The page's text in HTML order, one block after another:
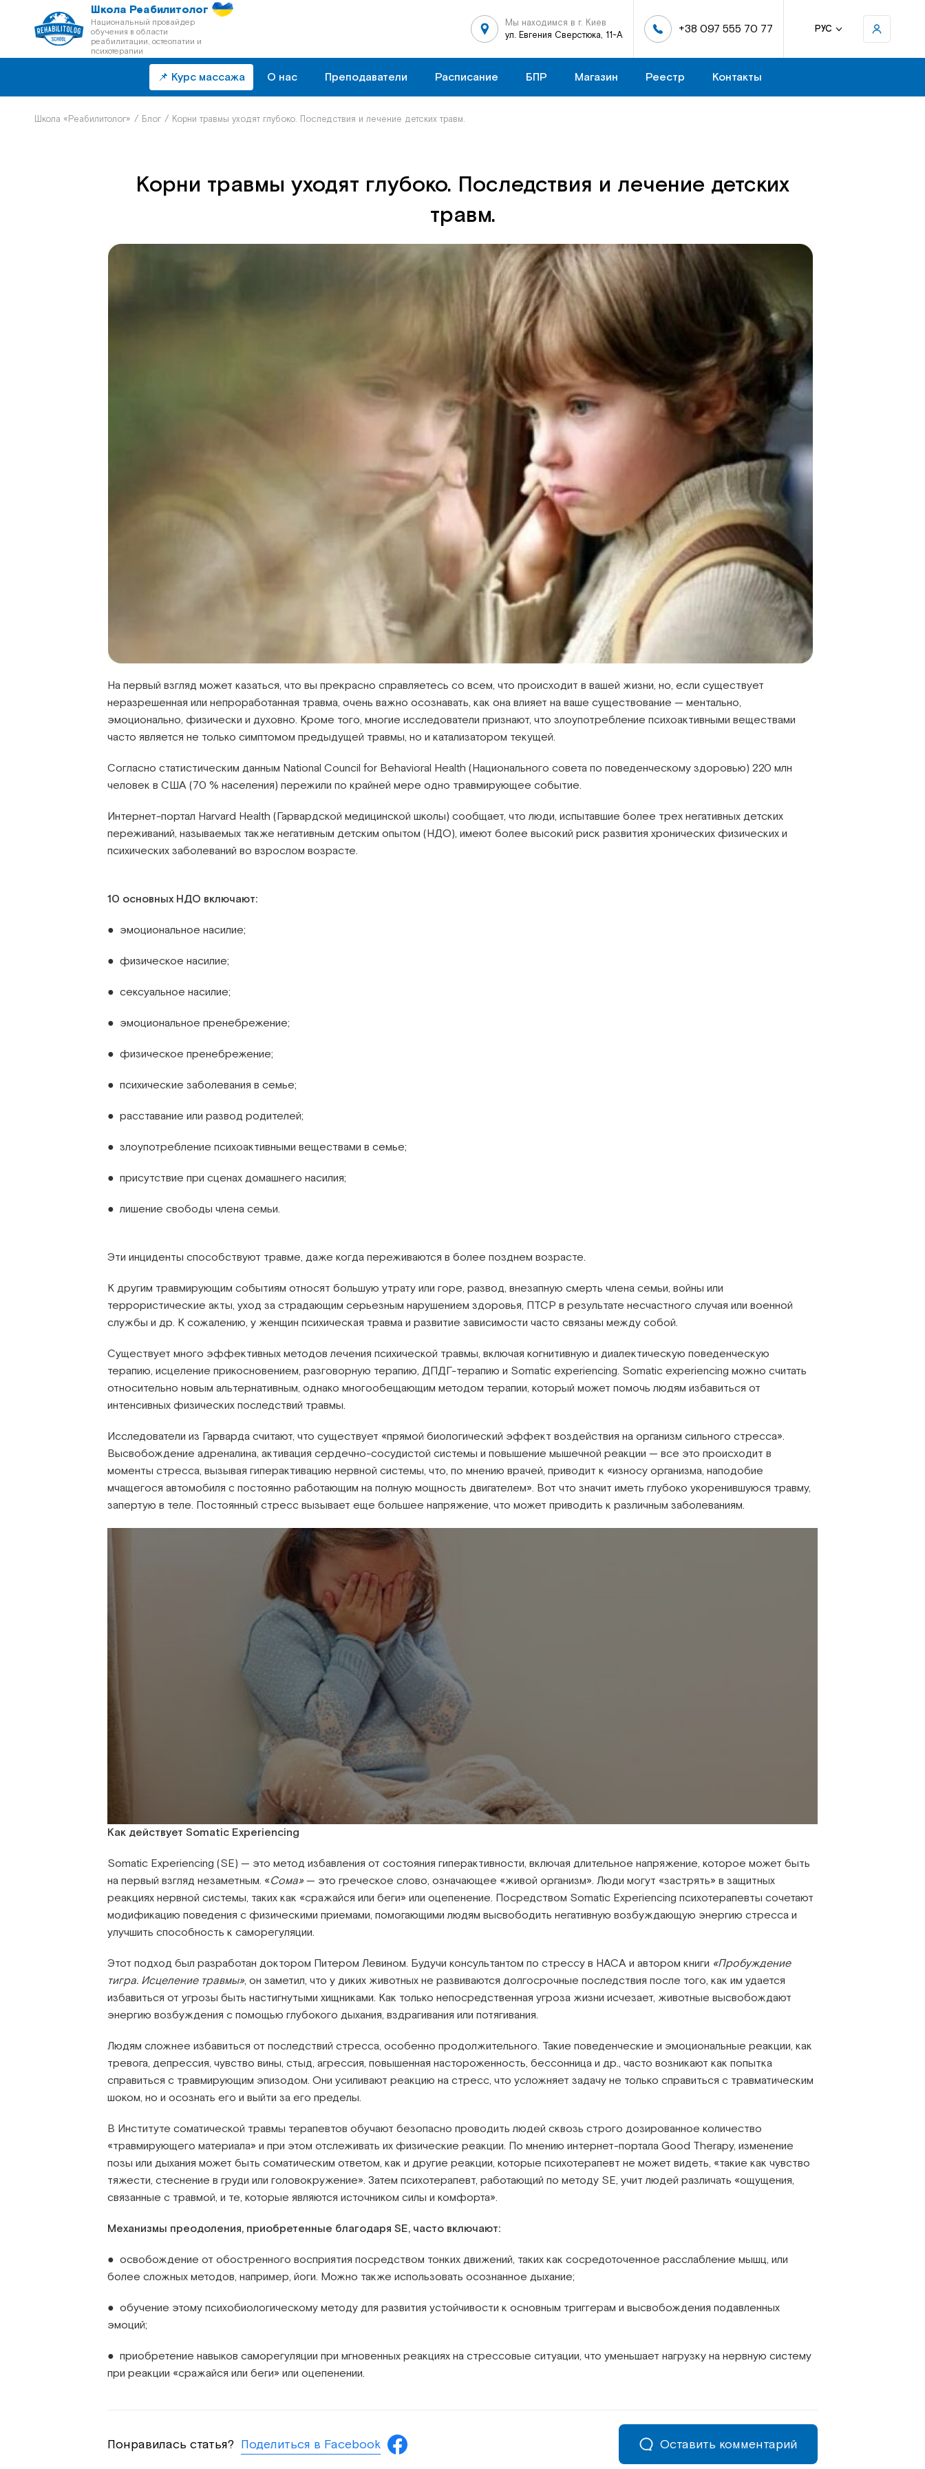
Школа Реабилитолог
Национальный провайдер
обучения в области
реабилитации, остеопатии и
психотерапии
Мы находимся в г. Киев
ул. Евгения Сверстюка, 11-А
+38 097 555 70 77 РУС
📌 Курс массажа О нас Преподаватели Расписание БПР Магазин Реестр Контакты
Школа «Реабилитолог» / Блог / Корни травмы уходят глубоко. Последствия и лечение детских травм.
Корни травмы уходят глубоко. Последствия и лечение детских
травм.
На первый взгляд может казаться, что вы прекрасно справляетесь со всем, что происходит в вашей жизни, но, если существует
неразрешенная или непроработанная травма, очень важно осознавать, как она влияет на ваше существование — ментально,
эмоционально, физически и духовно. Кроме того, многие исследователи признают, что злоупотребление психоактивными веществами
часто является не только симптомом предыдущей травмы, но и катализатором текущей.
Согласно статистическим данным National Council for Behavioral Health (Национального совета по поведенческому здоровью) 220 млн
человек в США (70 % населения) пережили по крайней мере одно травмирующее событие.
Интернет-портал Harvard Health (Гарвардской медицинской школы) сообщает, что люди, испытавшие более трех негативных детских
переживаний, называемых также негативным детским опытом (НДО), имеют более высокий риск развития хронических физических и
психических заболеваний во взрослом возрасте.
10 основных НДО включают:
● эмоциональное насилие;
● физическое насилие;
● сексуальное насилие;
● эмоциональное пренебрежение;
● физическое пренебрежение;
● психические заболевания в семье;
● расставание или развод родителей;
● злоупотребление психоактивными веществами в семье;
● присутствие при сценах домашнего насилия;
● лишение свободы члена семьи.
Эти инциденты способствуют травме, даже когда переживаются в более позднем возрасте.
К другим травмирующим событиям относят большую утрату или горе, развод, внезапную смерть члена семьи, войны или
террористические акты, уход за страдающим серьезным нарушением здоровья, ПТСР в результате несчастного случая или военной
службы и др. К сожалению, у женщин психическая травма и развитие зависимости часто связаны между собой.
Существует много эффективных методов лечения психической травмы, включая когнитивную и диалектическую поведенческую
терапию, исцеление прикосновением, разговорную терапию, ДПДГ-терапию и Somatic experiencing. Somatic experiencing можно считать
относительно новым альтернативным, однако многообещающим методом терапии, который может помочь людям избавиться от
интенсивных физических последствий травмы.
Исследователи из Гарварда считают, что существует «прямой биологический эффект воздействия на организм сильного стресса».
Высвобождение адреналина, активация сердечно-сосудистой системы и повышение мышечной реакции — все это происходит в
моменты стресса, вызывая гиперактивацию нервной системы, что, по мнению врачей, приводит к «износу организма, наподобие
мчащегося автомобиля с постоянно работающим на полную мощность двигателем». Вот что значит иметь глубоко укоренившуюся травму,
запертую в теле. Постоянный стресс вызывает еще большее напряжение, что может приводить к различным заболеваниям.
Как действует Somatic Experiencing
Somatic Experiencing (SE) — это метод избавления от состояния гиперактивности, включая длительное напряжение, которое может быть
на первый взгляд незаметным. «Сома»— это греческое слово, означающее «живой организм». Люди могут «застрять» в защитных
реакциях нервной системы, таких как «сражайся или беги» или оцепенение. Посредством Somatic Experiencing психотерапевты сочетают
модификацию поведения с физическими приемами, помогающими людям высвободить негативную возбуждающую энергию стресса и
улучшить способность к саморегуляции.
Этот подход был разработан доктором Питером Левином. Будучи консультантом по стрессу в НАСА и автором книги «Пробуждение
тигра. Исцеление травмы», он заметил, что у диких животных не развиваются долгосрочные последствия после того, как им удается
избавиться от угрозы быть настигнутыми хищниками. Как только непосредственная угроза жизни исчезает, животные высвобождают
энергию возбуждения с помощью глубокого дыхания, вздрагивания или потягивания.
Людям сложнее избавиться от последствий стресса, особенно продолжительного. Такие поведенческие и эмоциональные реакции, как
тревога, депрессия, чувство вины, стыд, агрессия, повышенная настороженность, бессонница и др., часто возникают как попытка
справиться с травмирующим эпизодом. Они усиливают реакцию на стресс, что усложняет задачу не только справиться с травматическим
шоком, но и осознать его и выйти за его пределы.
В Институте соматической травмы терапевтов обучают безопасно проводить людей сквозь строго дозированное количество
«травмирующего материала» и при этом отслеживать их физические реакции. По мнению интернет-портала Good Therapy, изменение
позы или дыхания может быть соматическим ответом, как и другие реакции, которые психотерапевт не может видеть, «такие как чувство
тяжести, стеснение в груди или головокружение». Затем психотерапевт, работающий по методу SE, учит людей различать «ощущения,
связанные с травмой, и те, которые являются источником силы и комфорта».
Механизмы преодоления, приобретенные благодаря SE, часто включают:
● освобождение от обостренного восприятия посредством тонких движений, таких как сосредоточенное расслабление мышц, или
более сложных методов, например, йоги. Можно также использовать осознанное дыхание;
● обучение этому психобиологическому методу для развития устойчивости к основным триггерам и высвобождения подавленных
эмоций;
● приобретение навыков саморегуляции при мгновенных реакциях на стрессовые ситуации, что уменьшает нагрузку на нервную систему
при реакции «сражайся или беги» или оцепенении.
Понравилась статья? Поделиться в Facebook Оставить комментарий